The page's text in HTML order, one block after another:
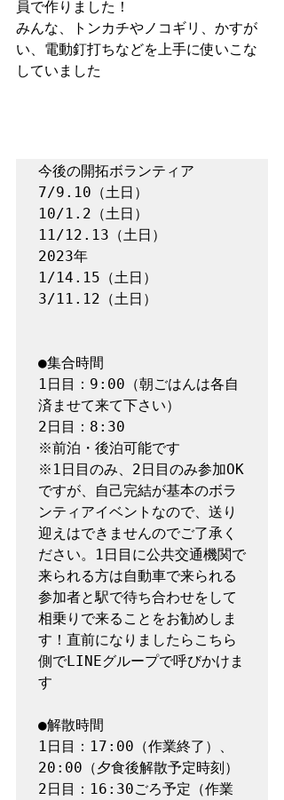
員で作りました！
みんな、トンカチやノコギリ、かすが
い、電動釘打ちなどを上手に使いこな
していました
今後の開拓ボランティア
7/9.10（土日）
10/1.2（土日）
11/12.13（土日）
2023年
1/14.15（土日）
3/11.12（土日）
●集合時間
1日目：9:00（朝ごはんは各自
済ませて来て下さい）
2日目：8:30
※前泊・後泊可能です
※1日目のみ、2日目のみ参加OK
ですが、自己完結が基本のボラ
ンティアイベントなので、送り
迎えはできませんのでご了承く
ださい。1日目に公共交通機関で
来られる方は自動車で来られる
参加者と駅で待ち合わせをして
相乗りで来ることをお勧めしま
す！直前になりましたらこちら
側でLINEグループで呼びかけま
す
●解散時間
1日目：17:00（作業終了）、
20:00（夕食後解散予定時刻）
2日目：16:30ごろ予定（作業